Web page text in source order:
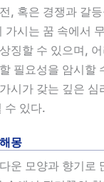
, 혹은 경쟁과 갈
가시는 꿈 속에서
징할 수 있으며,
필요성을 암시할
시가 갖는 깊은 심
수 있다.
몽
운 모양과 향기로